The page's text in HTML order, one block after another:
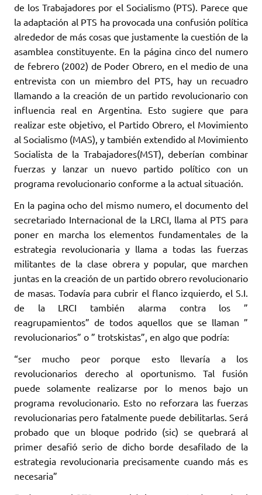
de los Trabajadores por el Socialismo (PTS). Parece que
la adaptación al PTS ha provocada una confusión política
alrededor de más cosas que justamente la cuestión de la
asamblea constituyente. En la página cinco del numero
de febrero (2002) de Poder Obrero, en el medio de una
entrevista con un miembro del PTS, hay un recuadro
llamando a la creación de un partido revolucionario con
influencia real en Argentina. Esto sugiere que para
realizar este objetivo, el Partido Obrero, el Movimiento
al Socialismo (MAS), y también extendido al Movimiento
Socialista de la Trabajadores(MST), deberían combinar
fuerzas y lanzar un nuevo partido político con un
programa revolucionario conforme a la actual situación.
En la pagina ocho del mismo numero, el documento del
secretariado Internacional de la LRCI, llama al PTS para
poner en marcha los elementos fundamentales de la
estrategia revolucionaria y llama a todas las fuerzas
militantes de la clase obrera y popular, que marchen
juntas en la creación de un partido obrero revolucionario
de masas. Todavía para cubrir el flanco izquierdo, el S.I.
de la LRCI también alarma contra los ”
reagrupamientos” de todos aquellos que se llaman ”
revolucionarios” o ” trotskistas”, en algo que podría:
“ser mucho peor porque esto llevaría a los
revolucionarios derecho al oportunismo. Tal fusión
puede solamente realizarse por lo menos bajo un
programa revolucionario. Esto no reforzara las fuerzas
revolucionarias pero fatalmente puede debilitarlas. Será
probado que un bloque podrido (sic) se quebrará al
primer desafió serio de dicho borde desafilado de la
estrategia revolucionaria precisamente cuando más es
necesaria”